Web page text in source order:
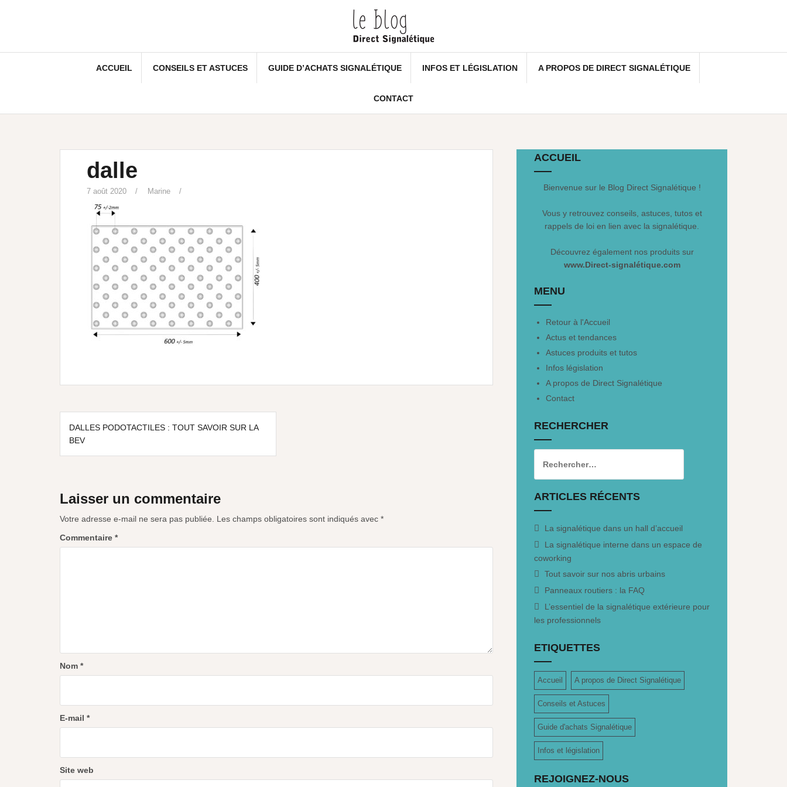
ACCUEIL CONSEILS ET ASTUCES GUIDE D’ACHATS SIGNALÉTIQUE INFOS ET LÉGISLATION A PROPOS DE DIRECT SIGNALÉTIQUE
CONTACT
dalle
7 août 2020 Marine
DALLES PODOTACTILES : TOUT SAVOIR SUR LA
BEV
Laisser un commentaire
Votre adresse e-mail ne sera pas publiée. Les champs obligatoires sont indiqués avec *
Commentaire *
Nom *
E-mail *
Site web
ACCUEIL
Bienvenue sur le Blog Direct Signalétique !
Vous y retrouvez conseils, astuces, tutos et
rappels de loi en lien avec la signalétique.
Découvrez également nos produits sur
www.Direct-signalétique.com
MENU
Retour à l'Accueil
Actus et tendances
Astuces produits et tutos
Infos législation
A propos de Direct Signalétique
Contact
RECHERCHER
ARTICLES RÉCENTS
La signalétique dans un hall d’accueil
La signalétique interne dans un espace de
coworking
Tout savoir sur nos abris urbains
Panneaux routiers : la FAQ
L’essentiel de la signalétique extérieure pour
les professionnels
ETIQUETTES
Accueil A propos de Direct Signalétique
Conseils et Astuces
Guide d'achats Signalétique
Infos et législation
REJOIGNEZ-NOUS